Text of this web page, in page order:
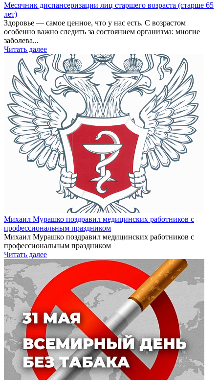
Месячник диспансеризации лиц старшего возраста (старше 65
лет)
Здоровье — самое ценное, что у нас есть. С возрастом
особенно важно следить за состоянием организма: многие
заболева...
Читать далее
Михаил Мурашко поздравил медицинских работников с
профессиональным праздником
Михаил Мурашко поздравил медицинских работников с
профессиональным праздником
Читать далее